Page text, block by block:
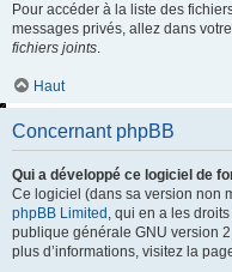
Pour accéder à la liste des
messages privés, allez dans
fichiers joints.
Haut
Concernant phpBB
Qui a développé ce logiciel de
Ce logiciel (dans sa version non
phpBB Limited , qui en a les
publique générale GNU version
plus d’informations, visitez la